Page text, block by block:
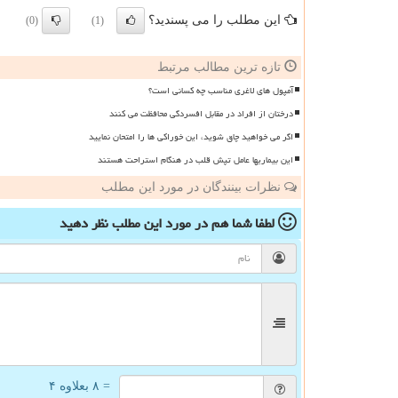
این مطلب را می پسندید؟ (1)
(0)
تازه ترین مطالب مرتبط
آمپول های لاغری مناسب چه کسانی است؟
درختان از افراد در مقابل افسردگی محافظت می کنند
اگر می خواهید چاق شوید، این خوراکی ها را امتحان نمایید
این بیماریها عامل تپش قلب در هنگام استراحت هستند
نظرات بینندگان در مورد این مطلب
لطفا شما همدر مورد این مطلبنظر دهید
= ۸ بعلاوه ۴